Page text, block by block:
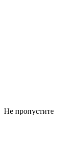
Не пропустите